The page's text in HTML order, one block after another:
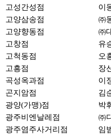
고성간성점
이
고양삼송점
㈜
고양향동점
㈜
고창점
유
고척동점
오
고흥점
장
곡성옥과점
이
곤지암점
김
광양(가맹)점
박
광주비엔날레점
㈜
광주염주사거리점
임